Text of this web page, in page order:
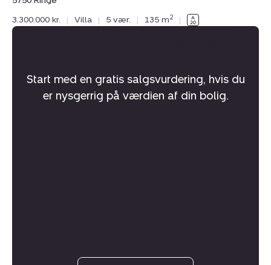
3.300.000 kr.
| Villa | 5 vær. | 135 m2 |
Start med en gratis salgsvurdering, hvis du
er nysgerrig på værdien af din bolig.